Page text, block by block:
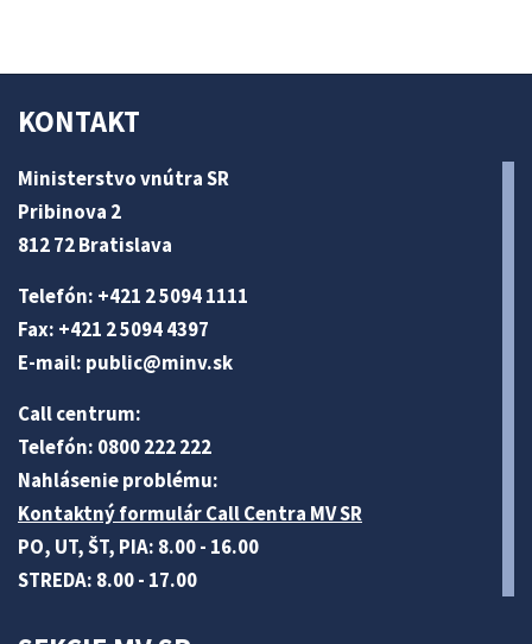
KONTAKT
Ministerstvo vnútra SR
Pribinova 2
812 72 Bratislava
Telefón: +421 2 5094 1111
Fax: +421 2 5094 4397
E-mail: public@minv.sk
Call centrum:
Telefón: 0800 222 222
Nahlásenie problému:
Kontaktný formulár Call Centra MV SR
PO, UT, ŠT, PIA: 8.00 - 16.00
STREDA: 8.00 - 17.00